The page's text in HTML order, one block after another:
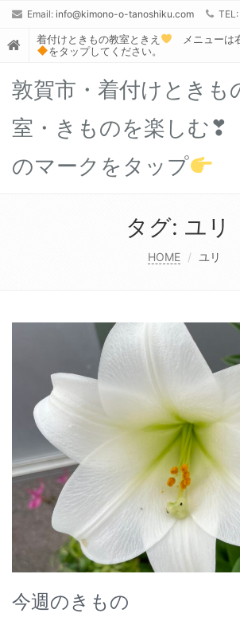
Email: info@kimono-o-tanoshiku.com
着付けときもの教室ときえ
メニューは
をタップしてください。
敦賀市・着付けときも
室・きものを楽しむ❣
のマークをタップ
タグ: ユリ
HOME ユリ
今週のきもの